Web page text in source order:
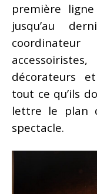
première
jusqu’au
décorateurs
tout ce qu’ils
lettre le plan
spectacle.